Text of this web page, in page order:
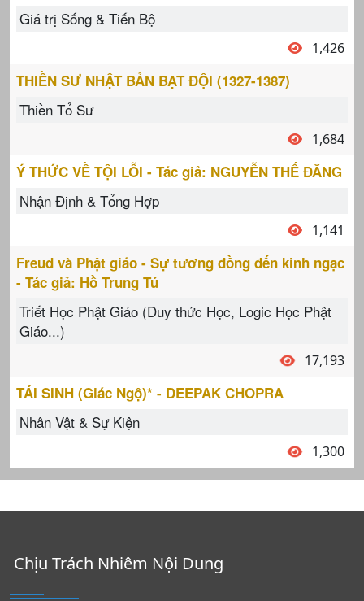
Giá trị Sống & Tiến Bộ
1,426
THIỀN SƯ NHẬT BẢN BẠT ĐỘI (1327-1387)
Thiền Tổ Sư
1,684
Ý THỨC VỀ TỘI LỖI - Tác giả: NGUYỄN THẾ ĐĂNG
Nhận Định & Tổng Hợp
1,141
Freud và Phật giáo - Sự tương đồng đến kinh ngạc
- Tác giả: Hồ Trung Tú
Triết Học Phật Giáo (Duy thức Học, Logic Học Phật
Giáo...)
17,193
TÁI SINH (Giác Ngộ)* - DEEPAK CHOPRA
Nhân Vật & Sự Kiện
1,300
Chịu Trách Nhiêm Nội Dung